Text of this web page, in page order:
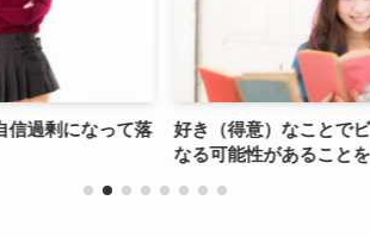
好き（得意）なことでビジネスに
なる可能性があることを見つける
ネット
らない